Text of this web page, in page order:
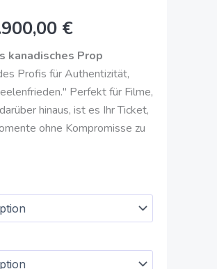
€
€
kanadisches Prop
Profis für Authentizität,
Perfekt für Filme,
hinaus, ist es Ihr Ticket,
ohne Kompromisse zu